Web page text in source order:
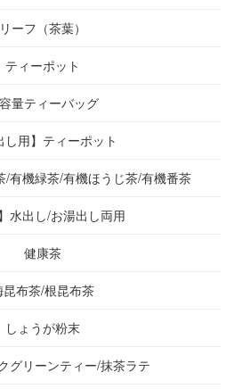
リーフ（茶葉）
ティーポット
量ティーバッグ
し用】ティーポット
/有機緑茶/有機ほうじ茶/有機番茶
水出し/お湯出し両用
健康茶
昆布茶/根昆布茶
しょうが粉末
グリーンティー/抹茶ラテ